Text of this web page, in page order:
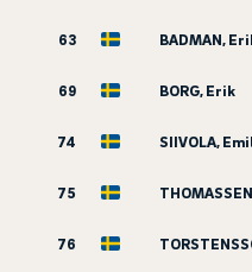
63 BADMAN,
69 BORG, Erik
74 SIIVOLA,
75
76